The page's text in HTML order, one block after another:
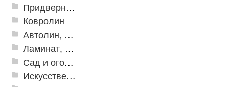
Придверные решетки
Ковролин
Автолин, Транслин, Линолеум
Ламинат, Кварцвиниловая плитка SPC
Сад и огород
Искусственная трава